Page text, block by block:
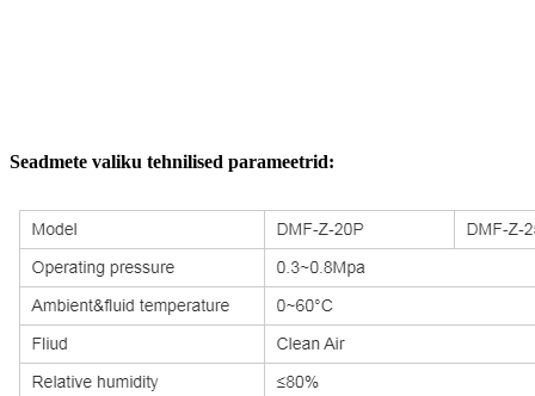
Seadmete valiku tehnilised parameetrid: